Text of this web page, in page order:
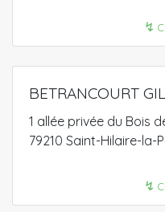
↯
BETRANCOURT
1 allée privée du Bois
79210 Saint-Hilaire-la-
↯